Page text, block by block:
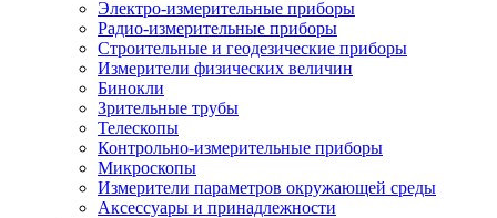
Электро-измерительные приборы
Радио-измерительные приборы
Строительные и геодезические приборы
Измерители физических величин
Бинокли
Зрительные трубы
Телескопы
Контрольно-измерительные приборы
Микроскопы
Измерители параметров окружающей среды
Аксессуары и принадлежности